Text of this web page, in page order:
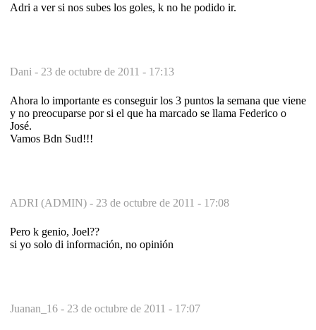
Adri a ver si nos subes los goles, k no he podido ir.
Dani - 23 de octubre de 2011 - 17:13
Ahora lo importante es conseguir los 3 puntos la semana que viene
y no preocuparse por si el que ha marcado se llama Federico o
José.
Vamos Bdn Sud!!!
ADRI (ADMIN) - 23 de octubre de 2011 - 17:08
Pero k genio, Joel??
si yo solo di información, no opinión
Juanan_16 - 23 de octubre de 2011 - 17:07